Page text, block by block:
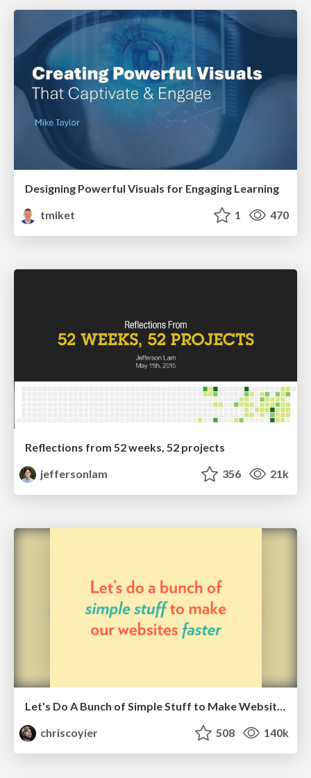
Designing Powerful Visuals for Engaging Learning
tmiket
1 470
Reflections from 52 weeks, 52 projects
jeffersonlam
356 21k
Let's Do A Bunch of Simple Stuff to Make Websites Faster
chriscoyier
508 140k